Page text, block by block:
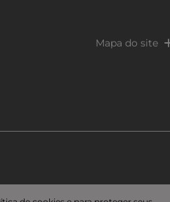
Mapa do site